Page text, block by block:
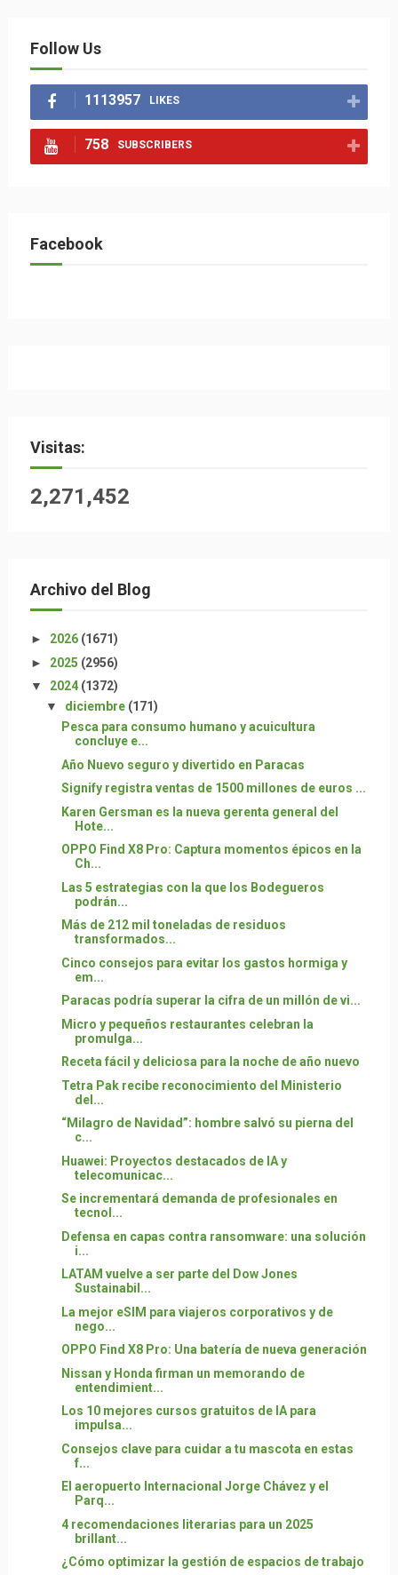
Follow Us
1113957 LIKES
758 SUBSCRIBERS
Facebook
Visitas:
2,271,452
Archivo del Blog
► 2026 (1671)
► 2025 (2956)
▼ 2024 (1372)
▼ diciembre (171)
Pesca para consumo humano y acuicultura
concluye e...
Año Nuevo seguro y divertido en Paracas
Signify registra ventas de 1500 millones de euros ...
Karen Gersman es la nueva gerenta general del
Hote...
OPPO Find X8 Pro: Captura momentos épicos en la
Ch...
Las 5 estrategias con la que los Bodegueros
podrán...
Más de 212 mil toneladas de residuos
transformados...
Cinco consejos para evitar los gastos hormiga y
em...
Paracas podría superar la cifra de un millón de vi...
Micro y pequeños restaurantes celebran la
promulga...
Receta fácil y deliciosa para la noche de año nuevo
Tetra Pak recibe reconocimiento del Ministerio
del...
“Milagro de Navidad”: hombre salvó su pierna del
c...
Huawei: Proyectos destacados de IA y
telecomunicac...
Se incrementará demanda de profesionales en
tecnol...
Defensa en capas contra ransomware: una solución
i...
LATAM vuelve a ser parte del Dow Jones
Sustainabil...
La mejor eSIM para viajeros corporativos y de
nego...
OPPO Find X8 Pro: Una batería de nueva generación
Nissan y Honda firman un memorando de
entendimient...
Los 10 mejores cursos gratuitos de IA para
impulsa...
Consejos clave para cuidar a tu mascota en estas
f...
El aeropuerto Internacional Jorge Chávez y el
Parq...
4 recomendaciones literarias para un 2025
brillant...
¿Cómo optimizar la gestión de espacios de trabajo